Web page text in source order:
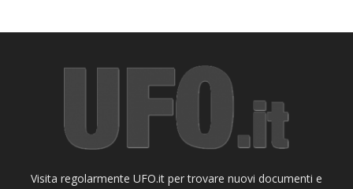
Visita regolarmente UFO.it per trovare nuovi documenti e